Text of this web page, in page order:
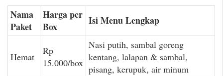
Nama
Paket
Harga per
Box
Isi Menu Lengkap
Hemat
Rp
15.000/box
Nasi putih, sambal goreng
kentang, lalapan & sambal,
pisang, kerupuk, air minum